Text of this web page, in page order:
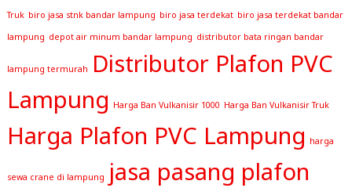
Truk biro jasa stnk bandar lampung biro jasa terdekat biro jasa terdekat bandar
lampung depot air minum bandar lampung distributor bata ringan bandar
lampung termurah
Distributor Plafon PVC
Lampung Harga Ban Vulkanisir 1000 Harga Ban Vulkanisir Truk
Harga Plafon PVC Lampung harga
sewa crane di lampung
jasa pasang plafon